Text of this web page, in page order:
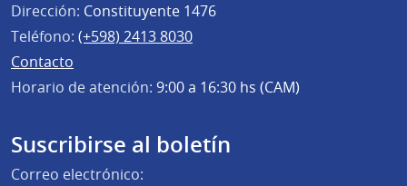
Dirección: Constituyente 1476
Teléfono: (+598) 2413 8030
Contacto
Horario de atención: 9:00 a 16:30 hs (CAM)
Suscribirse al boletín
Correo electrónico: